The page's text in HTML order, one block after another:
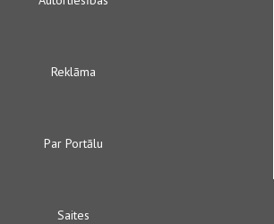
Reklāma
Par Portālu
Saites